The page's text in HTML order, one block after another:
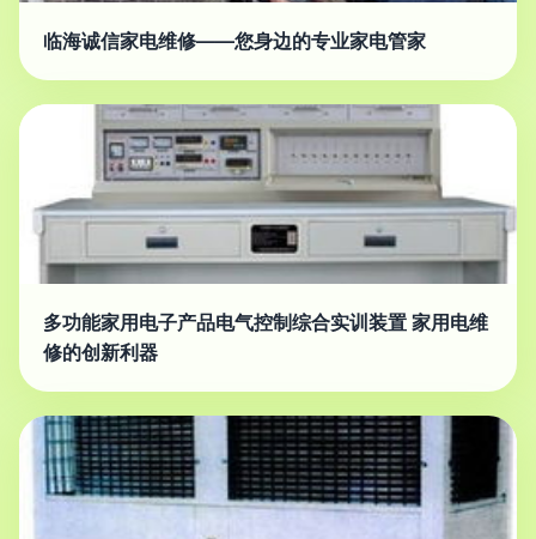
临海诚信家电维修——您身边的专业家电管家
多功能家用电子产品电气控制综合实训装置 家用电维
修的创新利器